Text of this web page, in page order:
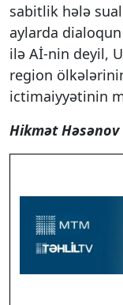
sabitlik hələ sual
aylarda dialoqun
ilə Aİ-nin deyil,
region
ictimaiyyətinin
Hikmət Həsənov